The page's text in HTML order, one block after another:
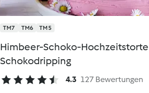
TM7 TM6 TM5
Himbeer-Schoko-
Schokodripping
4.3 127 Bewertungen